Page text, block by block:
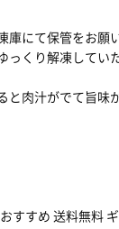
にて保管をお願
っくり解凍してい
肉汁がでて旨味
すすめ 送料無料